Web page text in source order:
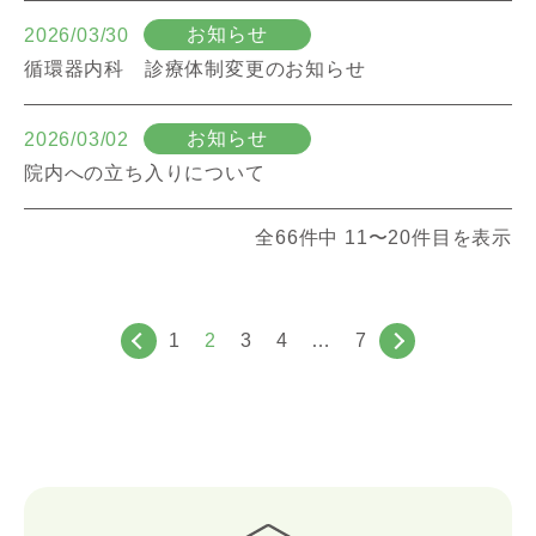
2026/03/30
お知らせ
循環器内科 診療体制変更のお知らせ
2026/03/02
お知らせ
院内への立ち入りについて
全66件中 11〜20件目を表示
1 2 3 4 … 7